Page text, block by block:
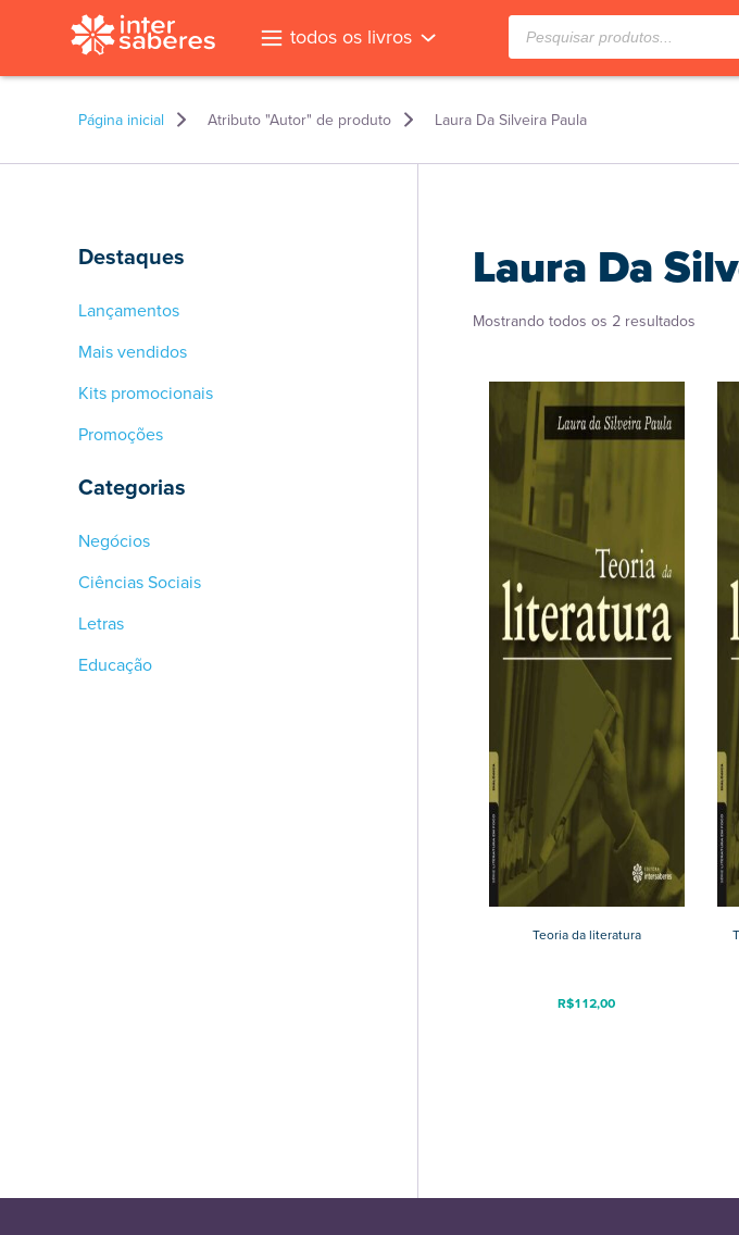
todos os livros
Pesquisar
produtos
Página inicial Atributo "Autor" de produto Laura Da Silveira Paula
Destaques
Lançamentos
Mais vendidos
Kits promocionais
Promoções
Categorias
Negócios
Ciências Sociais
Letras
Educação
Laura Da
Mostrando todos os 2 resultados
Teoria da literatura
R$112,00